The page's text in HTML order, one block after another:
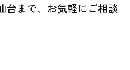
台まで、お気軽にご相談